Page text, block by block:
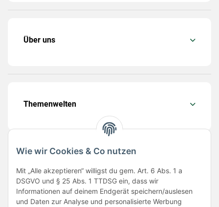
Wie wir Cookies & Co nutzen
Mit „Alle akzeptieren“ willigst du gem. Art. 6 Abs. 1 a
DSGVO und § 25 Abs. 1 TTDSG ein, dass wir
Informationen auf deinem Endgerät speichern/auslesen
und Daten zur Analyse und personalisierte Werbung
Über uns
Themenwelten
Folge uns